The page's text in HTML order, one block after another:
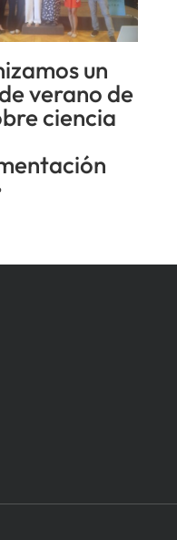
un
verano de
ciencia